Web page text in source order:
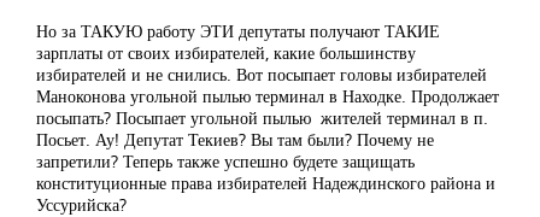
Но за ТАКУЮ работу ЭТИ депутаты получают ТАКИЕ
зарплаты от своих избирателей, какие большинству
избирателей и не снились. Вот посыпает головы избирателей
Маноконова угольной пылью терминал в Находке. Продолжает
посыпать? Посыпает угольной пылью жителей терминал в п.
Посьет. Ау! Депутат Текиев? Вы там были? Почему не
запретили? Теперь также успешно будете защищать
конституционные права избирателей Надеждинского района и
Уссурийска?